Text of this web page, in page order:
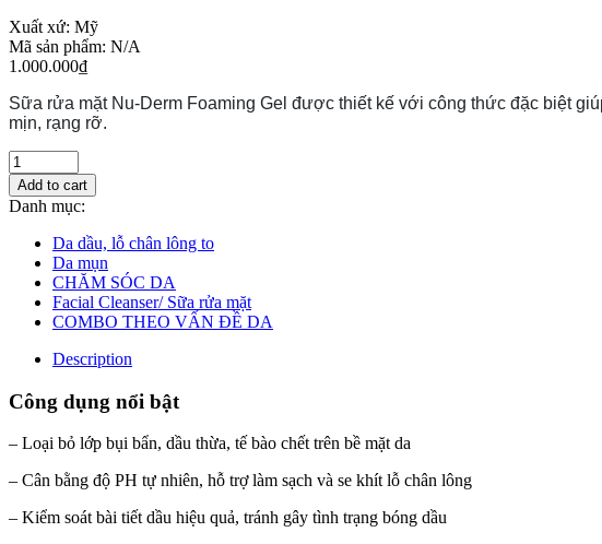
Xuất xứ: Mỹ
Mã sản phẩm: N/A
1.000.000₫
Sữa rửa mặt Nu-Derm Foaming Gel được thiết kế với công thức đặc biệt
mịn, rạng rỡ.
Add to cart
Danh mục:
Da dầu, lỗ chân lông to
Da mụn
CHĂM SÓC DA
Facial Cleanser/ Sữa rửa mặt
COMBO THEO VẤN ĐỀ DA
Description
Công dụng nổi bật
– Loại bỏ lớp bụi bẩn, dầu thừa, tế bào chết trên bề mặt da
– Cân bằng độ PH tự nhiên, hỗ trợ làm sạch và se khít lỗ chân lông
– Kiểm soát bài tiết dầu hiệu quả, tránh gây tình trạng bóng dầu